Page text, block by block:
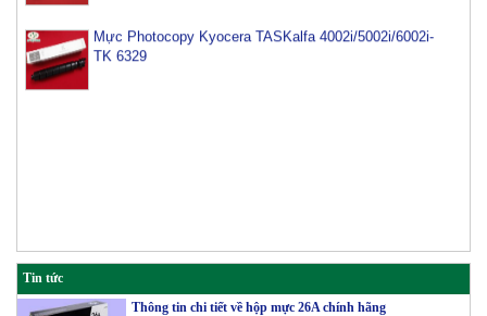
TK 6329
Tin tức
Thông tin chi tiết về hộp mực 26A chính hãng